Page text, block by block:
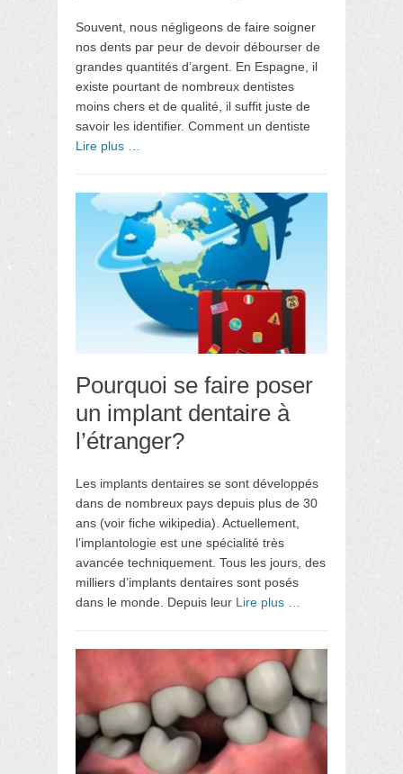
Souvent, nous négligeons de faire soigner
nos dents par peur de devoir débourser de
grandes quantités d’argent. En Espagne, il
existe pourtant de nombreux dentistes
moins chers et de qualité, il suffit juste de
savoir les identifier. Comment un dentiste
Lire plus …
Pourquoi se faire poser
un implant dentaire à
l’étranger?
Les implants dentaires se sont développés
dans de nombreux pays depuis plus de 30
ans (voir fiche wikipedia). Actuellement,
l’implantologie est une spécialité très
avancée techniquement. Tous les jours, des
milliers d’implants dentaires sont posés
dans le monde. Depuis leur Lire plus …